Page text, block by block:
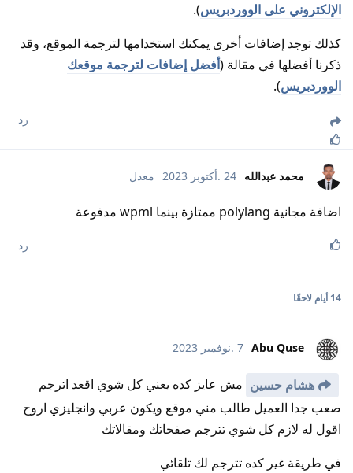
الإلكتروني على الووردبريس).
كذلك توجد إضافات أخرى يمكنك استخدامها لترجمة الموقع، وقد
ذكرنا أفضلها في مقالة (أفضل إضافات لترجمة موقعك
الووردبريس).
رد
محمد عبدالله 24 .أكتوبر 2023 معدل
اضافة مجانية polylang ممتازة بينما wpml مدفوعة
رد
14 أيام لاحقًا
Abu Quse 7 .نوفمبر 2023
هشام حسين مش عايز كده يعني كل شوي اقعد اترجم
صعب جدا العميل طالب مني موقع ويكون عربي وانجليزي اروح
اقول له لازم كل شوي تترجم صفحاتك ومقالاتك
في طريقة غير كده تترجم لك تلقائي